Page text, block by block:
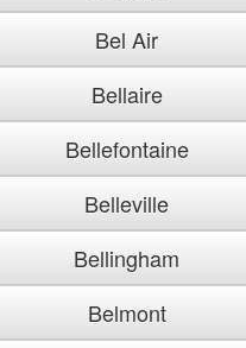
Bel Air
Bellaire
Bellefontaine
Belleville
Bellingham
Belmont